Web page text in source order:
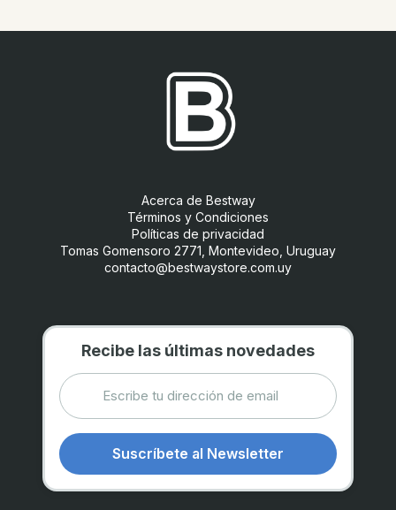
Acerca de Bestway
Términos y Condiciones
Políticas de privacidad
Tomas Gomensoro 2771, Montevideo, Uruguay
contacto@bestwaystore.com.uy
Recibe las últimas novedades
Suscríbete al Newsletter